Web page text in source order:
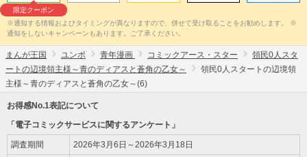
限定クーポン
※通知する情報およびタイミングが異なりますので、併せて受け取ることをお勧めします。 ※
通知をしないキャンペーンもあります。ご了承ください。
まんが王国 ユンボ 青年漫画 コミックアース・スター
領民0人スタ
ートの辺境領主様～青のディアスと蒼角の乙女～
領民0人スタートの辺境領
主様～青のディアスと蒼角の乙女～(6)
お得感No.1表記について
「電子コミックサービスに関するアンケート」
調査期間 2026年3月6日～2026年3月18日